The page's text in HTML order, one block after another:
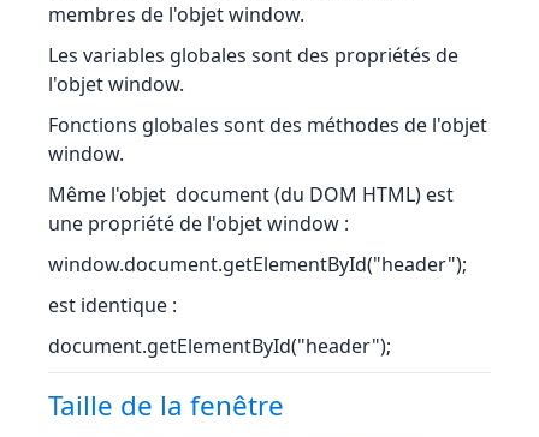
membres de l'objet window.
Les variables globales sont des propriétés de
l'objet window.
Fonctions globales sont des méthodes de l'objet
window.
Même l'objet document (du DOM HTML) est
une propriété de l'objet window :
window.document.getElementById("header");
est identique :
document.getElementById("header");
Taille de la fenêtre